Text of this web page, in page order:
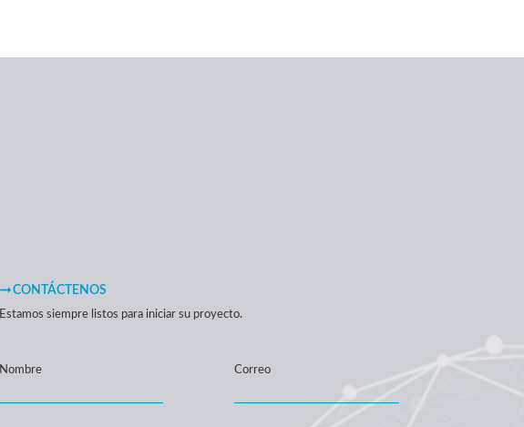
CONTÁCTENOS
Estamos siempre listos para iniciar su proyecto.
Nombre Correo